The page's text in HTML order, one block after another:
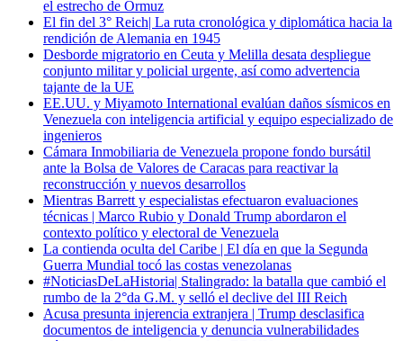
el estrecho de Ormuz
El fin del 3° Reich| La ruta cronológica y diplomática hacia la
rendición de Alemania en 1945
Desborde migratorio en Ceuta y Melilla desata despliegue
conjunto militar y policial urgente, así como advertencia
tajante de la UE
EE.UU. y Miyamoto International evalúan daños sísmicos en
Venezuela con inteligencia artificial y equipo especializado de
ingenieros
Cámara Inmobiliaria de Venezuela propone fondo bursátil
ante la Bolsa de Valores de Caracas para reactivar la
reconstrucción y nuevos desarrollos
Mientras Barrett y especialistas efectuaron evaluaciones
técnicas | Marco Rubio y Donald Trump abordaron el
contexto político y electoral de Venezuela
La contienda oculta del Caribe | El día en que la Segunda
Guerra Mundial tocó las costas venezolanas
#NoticiasDeLaHistoria| Stalingrado: la batalla que cambió el
rumbo de la 2°da G.M. y selló el declive del III Reich
Acusa presunta injerencia extranjera | Trump desclasifica
documentos de inteligencia y denuncia vulnerabilidades